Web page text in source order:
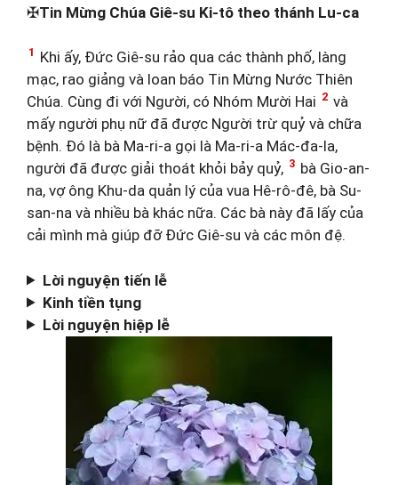
✠Tin Mừng Chúa Giê-su Ki-tô theo thánh Lu-ca
1 Khi ấy, Đức Giê-su rảo qua các thành phố, làng
mạc, rao giảng và loan báo Tin Mừng Nước Thiên
Chúa. Cùng đi với Người, có Nhóm Mười Hai 2 và
mấy người phụ nữ đã được Người trừ quỷ và chữa
bệnh. Đó là bà Ma-ri-a gọi là Ma-ri-a Mác-đa-la,
người đã được giải thoát khỏi bảy quỷ, 3 bà Gio-an-
na, vợ ông Khu-da quản lý của vua Hê-rô-đê, bà Su-
san-na và nhiều bà khác nữa. Các bà này đã lấy của
cải mình mà giúp đỡ Đức Giê-su và các môn đệ.
Lời nguyện tiến lễ
Kinh tiền tụng
Lời nguyện hiệp lễ